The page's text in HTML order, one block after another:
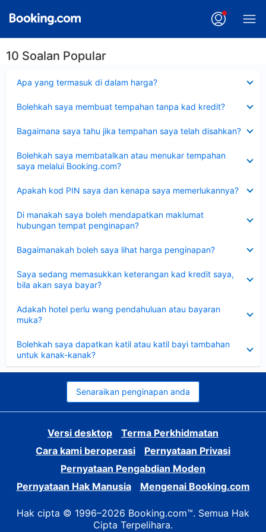
10 Soalan Popular
Apa yang termasuk di dalam harga?
Bolehkah saya membuat tempahan tanpa kad kredit?
Bagaimana saya tahu jika tempahan saya telah disahkan?
Bolehkah saya membatalkan atau menukar tempahan
saya melalui Booking.com?
Apakah kod PIN saya dan kenapa saya memerlukannya?
Di manakah saya boleh mendapatkan maklumat
hubungan tempat penginapan?
Bagaimanakah boleh saya lihat harga penginapan?
Saya sedang memasukkan keterangan kad kredit saya,
bila akan saya bayar?
Adakah hotel perlu wang pendahuluan atau bayaran
muka?
Bolehkah saya dapatkan katil atau katil bayi tambahan
untuk kanak-kanak?
Senaraikan penginapan anda
Versi desktop
Terma Perkhidmatan
Cara kami beroperasi
Pernyataan Privasi
Pernyataan Pengabdian Moden
Pernyataan Hak Manusia
Mengenai Booking.com
Hak cipta © 1996–2026 Booking.com™. Semua Hak
Cipta Terpelihara.